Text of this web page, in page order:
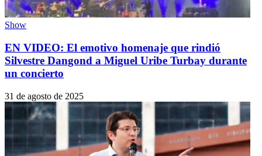
Show
EN VIDEO: El emotivo homenaje que rindió
Silvestre Dangond a Miguel Uribe Turbay durante
un concierto
31 de agosto de 2025